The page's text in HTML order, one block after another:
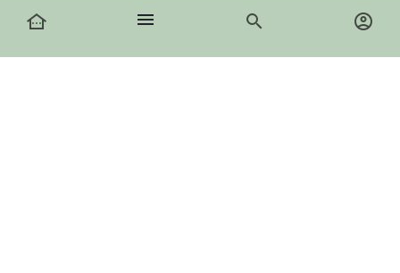
other_houses menu search account_circle
Informasjonskapsler
facebook